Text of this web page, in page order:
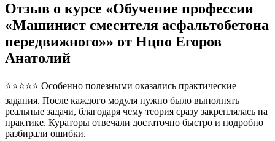
Отзыв о курсе «Обучение профессии
«Машинист смесителя асфальтобетона
передвижного»» от Нцпо Егоров
Анатолий
⭐⭐⭐⭐⭐ Особенно полезными оказались практические
задания. После каждого модуля нужно было выполнять
реальные задачи, благодаря чему теория сразу закреплялась на
практике. Кураторы отвечали достаточно быстро и подробно
разбирали ошибки.